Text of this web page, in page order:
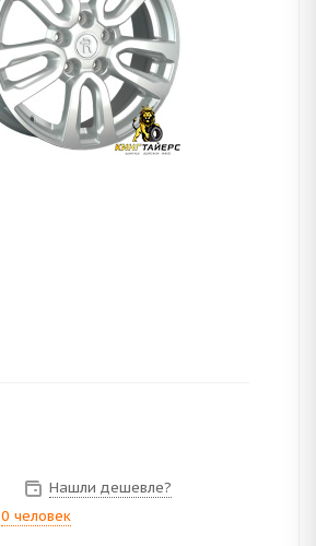
Нашли дешевле?
0 человек